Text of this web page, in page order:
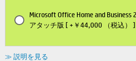
Microsoft Office Home and
アタッチ版 [ +￥44,000 （税込） ]
≫ 説明を見る